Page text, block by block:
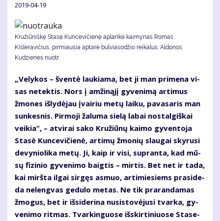
2019-04-19
Kružiūniškę Stasę Kuncevičienę aplankė kaimynas Romas
Kisleravičius, pirmiausia aptarė bulviasodžio reikalus. Aldonos
Kudzienes nuotr.
„Ve­ly­kos – šven­tė lau­kia­ma, bet ji man pri­me­na vi­
sas ne­tek­tis. Nors į am­ži­ną­jį gy­ve­ni­mą ar­ti­mus
žmo­nes iš­ly­dė­jau įvai­riu me­tų lai­ku, pa­va­sa­ris man
sun­kes­nis. Pir­mo­ji ža­lu­ma sie­lą la­bai nos­tal­giš­kai
vei­kia“, – at­vi­rai sa­ko Kru­žiū­nų kai­mo gy­ven­to­ja
Sta­sė Kun­ce­vi­čie­nė, ar­ti­mų žmo­nių slau­gai sky­ru­si
de­vy­nio­li­ka me­tų. Ji, kaip ir vi­si, su­pran­ta, kad mū­
sų fi­zi­nio gy­ve­ni­mo baig­tis – mir­tis. Bet net ir ta­da,
kai mirš­ta il­gai sir­gęs as­muo, ar­ti­mie­siems pra­si­de­
da ne­leng­vas ge­du­lo me­tas. Ne tik pra­ran­da­mas
žmo­gus, bet ir iš­si­de­ri­na nu­si­sto­vė­ju­si tvar­ka, gy­
ve­ni­mo rit­mas. Tvar­kin­guo­se iš­skir­ti­niuo­se Sta­se­